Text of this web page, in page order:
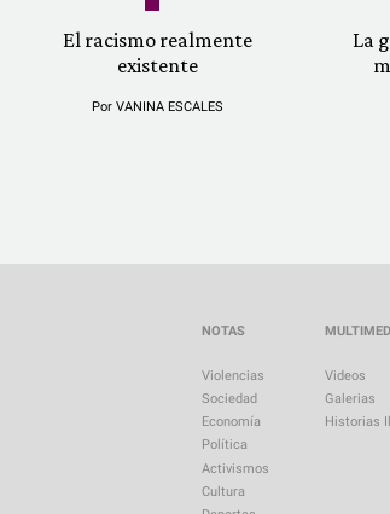
El racismo realmente
existente
PorVANINA ESCALES
La
NOTAS
Violencias
Sociedad
Economía
Política
Activismos
Cultura
Videos
Galerias
Historias